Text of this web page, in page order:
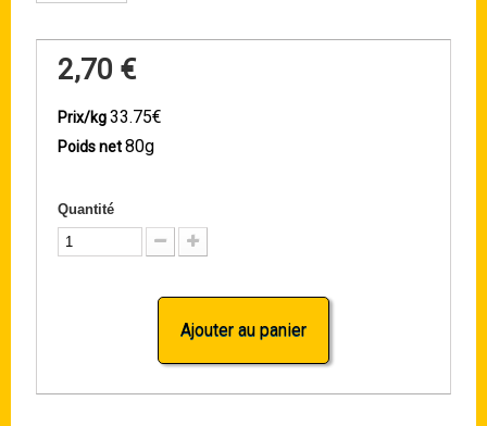
2,70 €
Prix/kg33.75€
Poids net80g
Quantité
Ajouter au panier